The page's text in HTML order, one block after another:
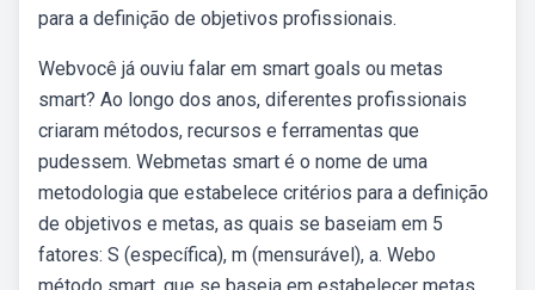
para a definição de objetivos profissionais.
Webvocê já ouviu falar em smart goals ou metas
smart? Ao longo dos anos, diferentes profissionais
criaram métodos, recursos e ferramentas que
pudessem. Webmetas smart é o nome de uma
metodologia que estabelece critérios para a definição
de objetivos e metas, as quais se baseiam em 5
fatores: S (específica), m (mensurável), a. Webo